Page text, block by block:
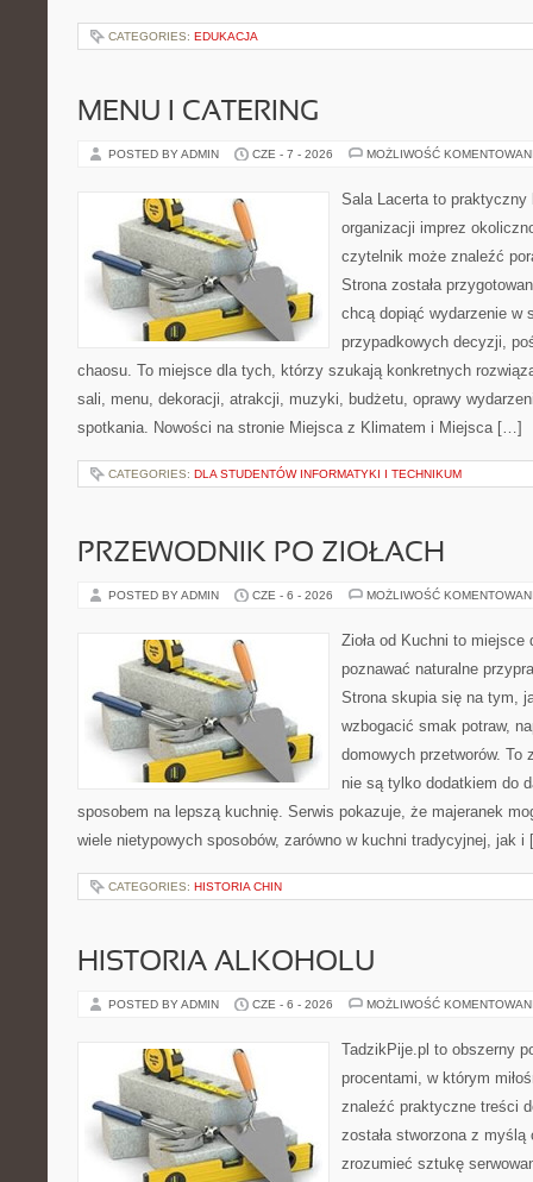
CATEGORIES: EDUKACJA
MENU I CATERING
POSTED BY ADMIN CZE - 7 - 2026 MOŻLIWOŚĆ
Sala Lacerta to praktyczny
organizacji imprez
czytelnik może znaleźć
Strona została
chcą dopiąć wydarzenie w
przypadkowych decyzji,
chaosu. To miejsce dla tych, którzy szukają konkretnych
sali, menu, dekoracji, atrakcji, muzyki, budżetu, oprawy
spotkania. Nowości na stronie Miejsca z Klimatem i Miejsca […]
CATEGORIES: DLA STUDENTÓW INFORMATYKI I TECHNIKUM
PRZEWODNIK PO ZIOŁACH
POSTED BY ADMIN CZE - 6 - 2026 MOŻLIWOŚĆ
Zioła od Kuchni to
poznawać naturalne
Strona skupia się na tym,
wzbogacić smak potraw,
domowych przetworów. To
nie są tylko dodatkiem do
sposobem na lepszą kuchnię. Serwis pokazuje, że majeranek
wiele nietypowych sposobów, zarówno w kuchni tradycyjnej, jak
CATEGORIES: HISTORIA CHIN
HISTORIA ALKOHOLU
POSTED BY ADMIN CZE - 6 - 2026 MOŻLIWOŚĆ
TadzikPije.pl to obszerny
procentami, w którym
znaleźć praktyczne treści
została stworzona z
zrozumieć sztukę